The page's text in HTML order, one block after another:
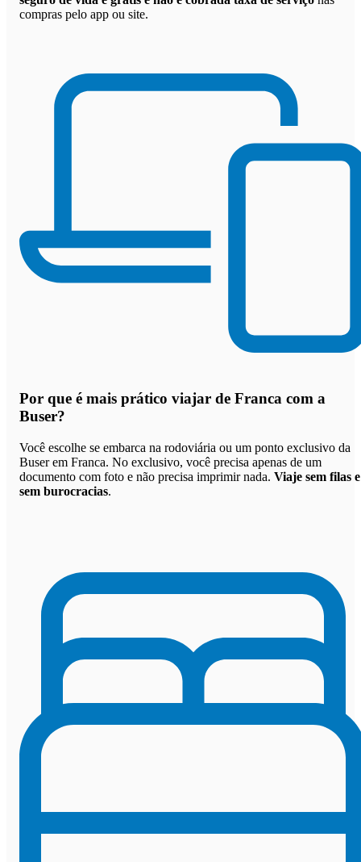
compras pelo app ou site.
Por que é mais prático viajar de Franca com a
Buser?
Você escolhe se embarca na rodoviária ou um ponto exclusivo da
Buser em Franca. No exclusivo, você precisa apenas de um
documento com foto e não precisa imprimir nada. Viaje sem filas e
sem burocracias.